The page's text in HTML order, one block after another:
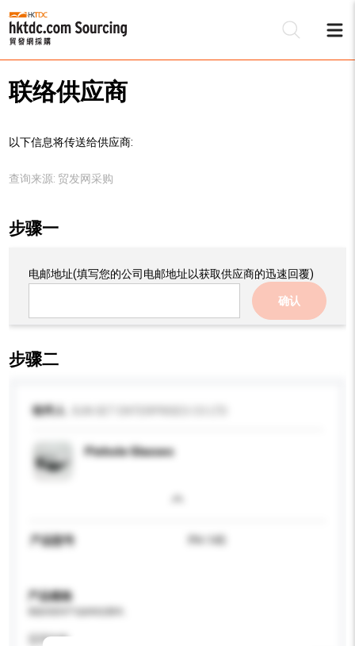
联络供应商
以下信息将传送给供应商:
查询来源: 贸发网采购
步骤一
电邮地址(填写您的公司电邮地址以获取供应商的迅速回覆)
确认
步骤二
收件人
Pinhole Glasses
产品型号 PH-145
产品规格
适用年龄